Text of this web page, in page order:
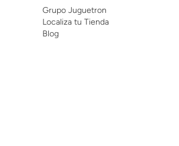
Grupo Juguetron
Localiza tu Tienda
Blog